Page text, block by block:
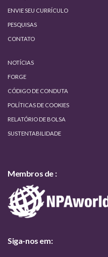
ENVIE SEU CURRÍCULO
PESQUISAS
CONTATO
NOTÍCIAS
FORGE
CÓDIGO DE CONDUTA
POLÍTICAS DE COOKIES
RELATÓRIO DE BOLSA
SUSTENTABILIDADE
Membros de :
Siga-nos em: